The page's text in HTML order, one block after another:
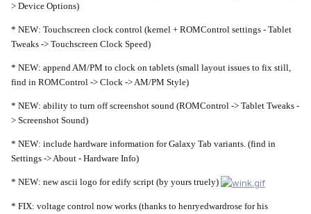
> Device Options)
* NEW: Touchscreen clock control (kernel + ROMControl settings - Tablet
Tweaks -> Touchscreen Clock Speed)
* NEW: append AM/PM to clock on tablets (small layout issues to fix still,
find in ROMControl -> Clock -> AM/PM Style)
* NEW: ability to turn off screenshot sound (ROMControl -> Tablet Tweaks -
> Screenshot Sound)
* NEW: include hardware information for Galaxy Tab variants. (find in
Settings -> About - Hardware Info)
* NEW: new ascii logo for edify script (by yours truely)
* FIX: voltage control now works (thanks to henryedwardrose for his